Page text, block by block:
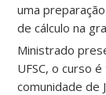
uma
de cálculo na
Ministrado
UFSC, o curso
comunidade de